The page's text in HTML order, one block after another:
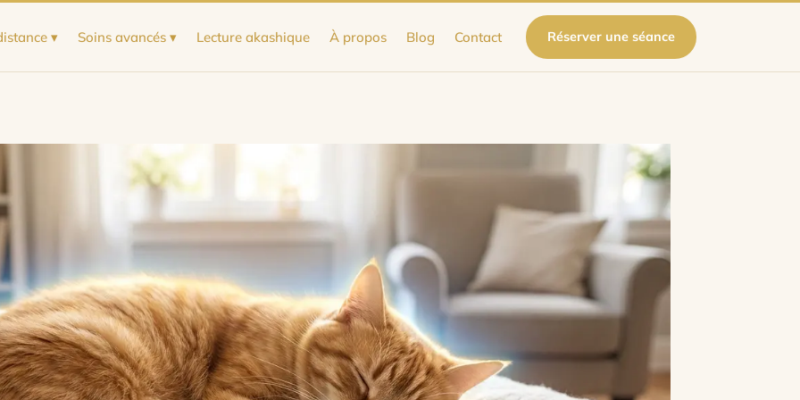
▾ Soins avancés ▾ Lecture akashique À propos Blog Contact Réserver une séance